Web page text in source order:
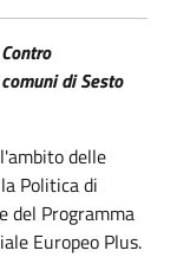
di Sesto
delle
Politica di
del Programma
Europeo Plus.